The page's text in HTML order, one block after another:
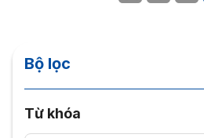
Bộ lọc
Từ khóa